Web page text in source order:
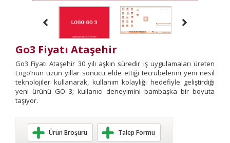
Go3 Fiyatı Ataşehir
Go3 Fiyatı Ataşehir 30 yılı aşkın süredir iş uygulamaları üreten
Logo’nun uzun yıllar sonucu elde ettiği tecrübelerini yeni nesil
teknolojiler kullanarak, kullanım kolaylığı hedefiyle geliştirdiği
yeni ürünü GO 3; kullanıcı deneyimini bambaşka bir boyuta
taşıyor.
Ürün Broşürü Talep Formu